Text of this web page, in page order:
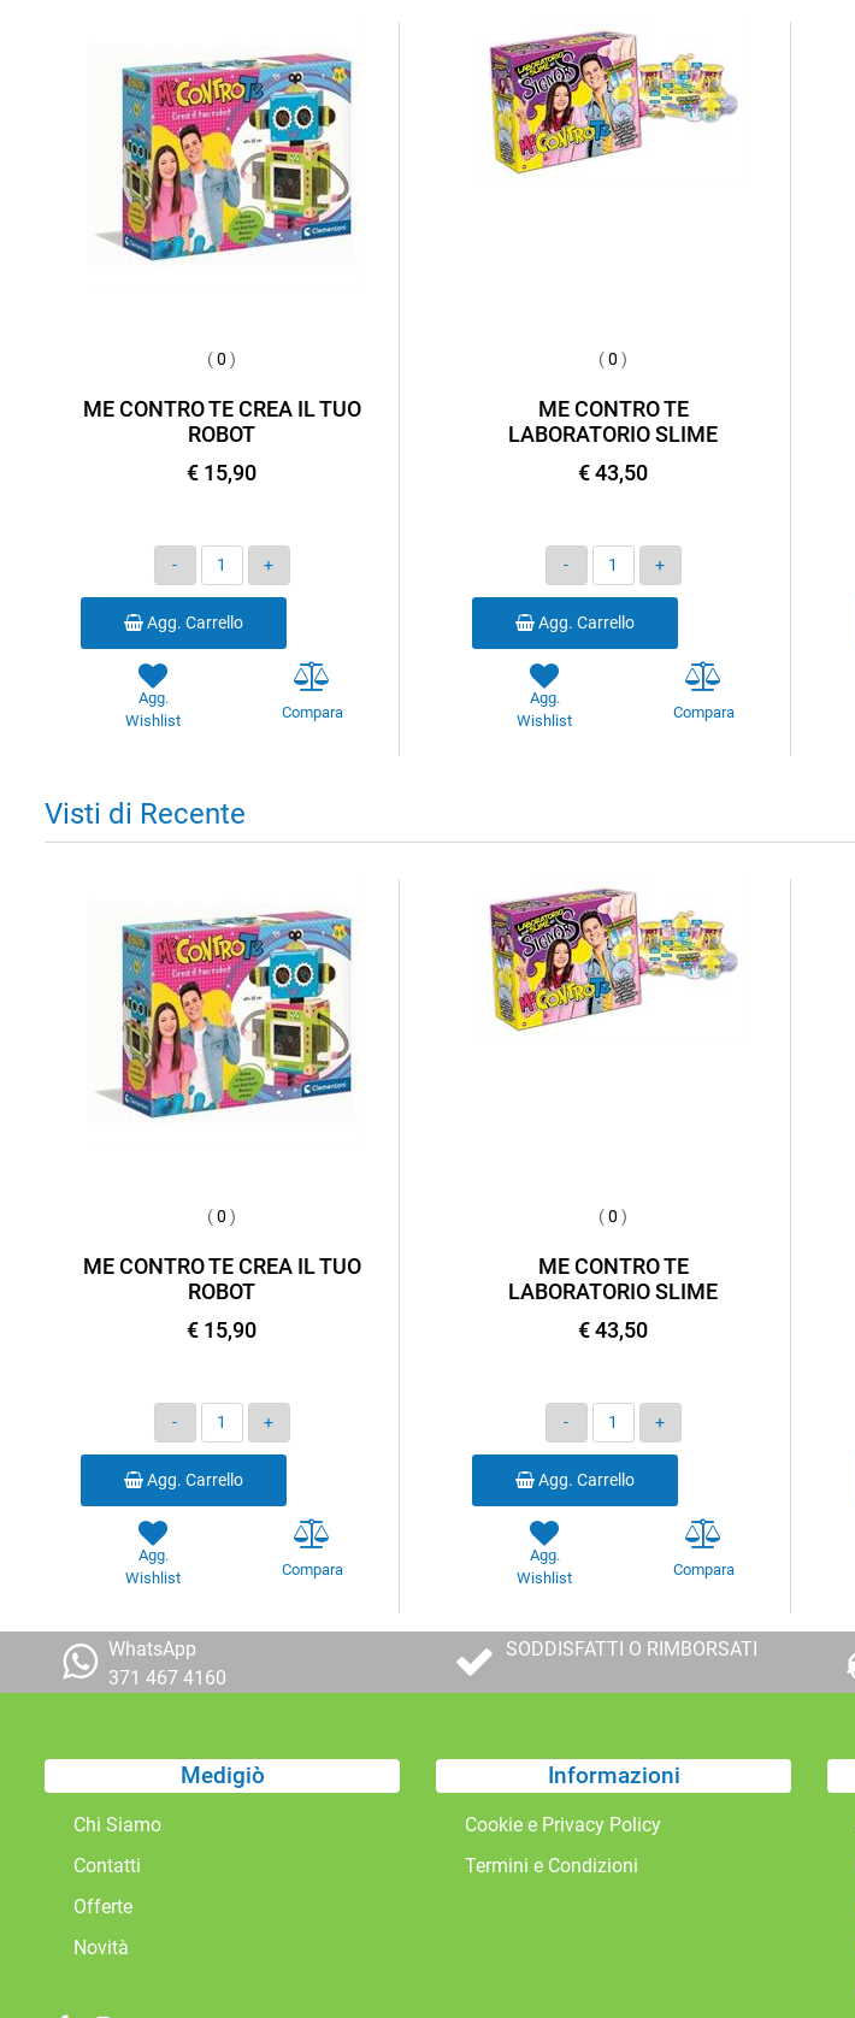
(0 )
ME CONTRO TE CREA IL TUO
ROBOT
€ 15,90
Quantità
Agg. Carrello
Agg.
Wishlist
Compara
(0 )
ME CONTRO TE
LABORATORIO SLIME
€ 43,50
Quantità
Agg. Carrello
Agg.
Wishlist
Compara
Visti di Recente
(0 )
ME CONTRO TE CREA IL TUO
ROBOT
€ 15,90
Quantità
Agg. Carrello
Agg.
Wishlist
Compara
(0 )
ME CONTRO TE
LABORATORIO SLIME
€ 43,50
Quantità
Agg. Carrello
Agg.
Wishlist
Compara
WhatsApp
371 467 4160
SODDISFATTI O RIMBORSATI
Medigiò
Chi Siamo
Contatti
Offerte
Novità
Informazioni
Cookie e Privacy Policy
Termini e Condizioni